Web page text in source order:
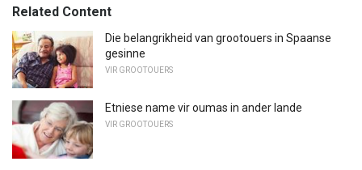
Related Content
Die belangrikheid van grootouers in Spaanse
gesinne
VIR GROOTOUERS
Etniese name vir oumas in ander lande
VIR GROOTOUERS